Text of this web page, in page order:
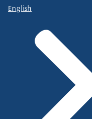
English